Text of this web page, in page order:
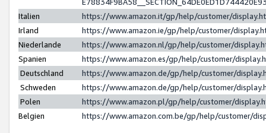
Italien
https://www.amazon.it/gp/help/customer/
Irland
https://www.amazon.ie/gp/help/customer/
Niederlande
https://www.amazon.nl/gp/help/customer/
Spanien
https://www.amazon.es/gp/help/customer/
Deutschland
https://www.amazon.de/gp/help/customer/
Schweden
https://www.amazon.de/gp/help/customer/
Polen
https://www.amazon.pl/gp/help/customer/
Belgien
https://www.amazon.com.be/gp/help/customer/